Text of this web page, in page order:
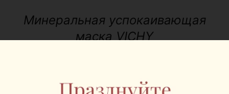
Минеральная успокаивающая
маска VICHY